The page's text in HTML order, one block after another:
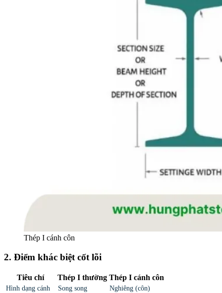
Thép I cánh côn
2. Điểm khác biệt cốt lõi
Tiêu chí Thép I thường Thép I cánh côn
Hình dạng cánh Song song
Nghiêng (côn)